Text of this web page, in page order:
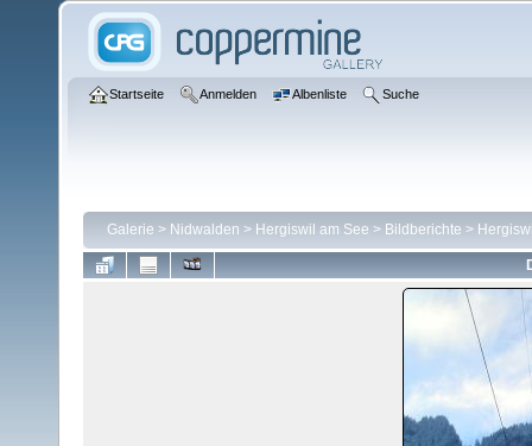
Startseite Anmelden Albenliste Suche
Galerie > Nidwalden > Hergiswil am See > Bildberichte >